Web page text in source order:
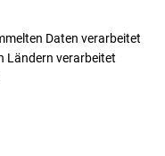
Daten verarbeitet
Ländern verarbeitet